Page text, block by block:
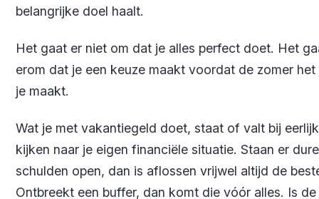
belangrijke doel haalt.
Het gaat er niet om dat je alles perfect doet. Het
erom dat je een keuze maakt voordat de zomer
je maakt.
Wat je met vakantiegeld doet, staat of valt bij eerlijk
kijken naar je eigen financiële situatie. Staan er dure
schulden open, dan is aflossen vrijwel altijd de
Ontbreekt een buffer, dan komt die vóór alles. Is de